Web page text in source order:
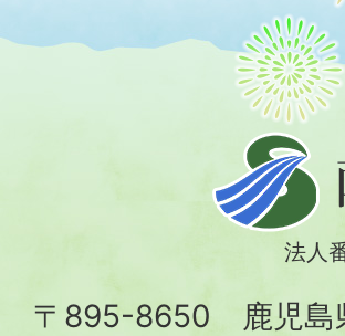
摩
川
法人
〒895-8650 鹿児島